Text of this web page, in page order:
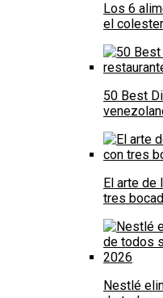
Los 6
el
50 Best
El arte de
tres
Nestlé